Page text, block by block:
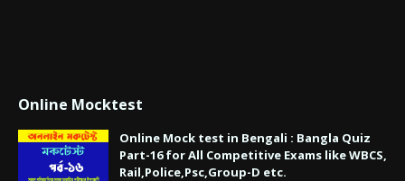
Online Mocktest
Online Mock test in Bengali : Bangla Quiz
Part-16 for All Competitive Exams like WBCS,
Rail,Police,Psc,Group-D etc.